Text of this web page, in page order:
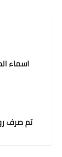
اسماء
تم صرف